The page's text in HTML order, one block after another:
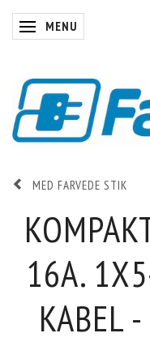
SKIFTE NAVIGATION
MENU
MED FARVEDE STIK
16A.
KABEL